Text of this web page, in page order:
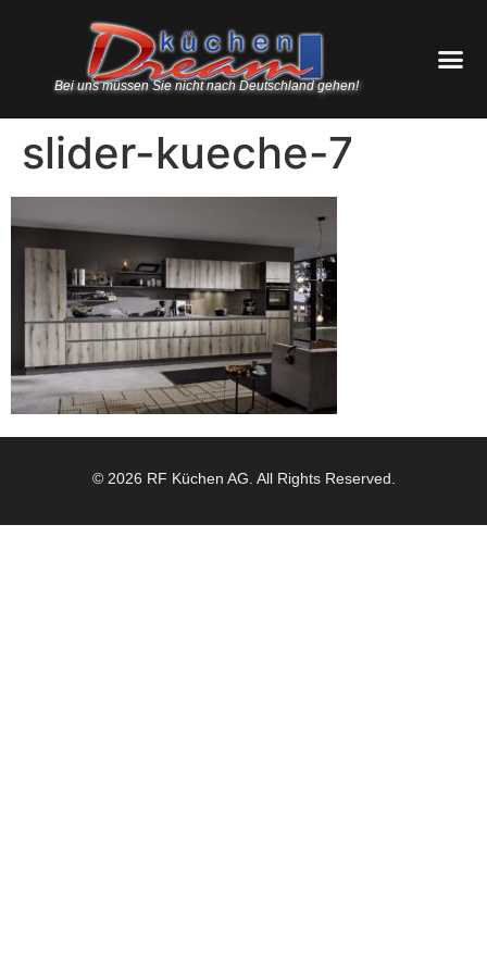
Bei uns müssen Sie nicht nach Deutschland gehen!
slider-kueche-7
© 2026 RF Küchen AG. All Rights Reserved.